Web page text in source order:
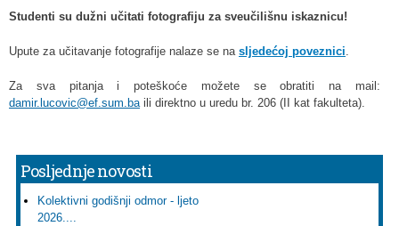
Studenti su dužni učitati fotografiju za sveučilišnu iskaznicu!
Upute za učitavanje fotografije nalaze se na sljedećoj poveznici.
Za sva pitanja i poteškoće možete se obratiti na mail:
damir.lucovic@ef.sum.baili direktno u uredu br. 206 (II kat fakulteta).
Posljednje novosti
Kolektivni godišnji odmor - ljeto
2026....